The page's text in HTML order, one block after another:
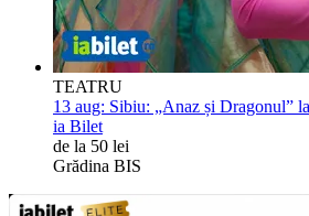
TEATRU
13 aug: Sibiu: „Anaz și Dragonul”
ia Bilet
de la 50 lei
Grădina BIS